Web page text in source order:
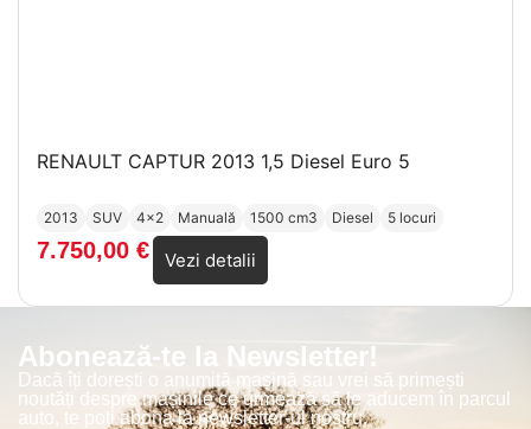
RENAULT CAPTUR 2013 1,5 Diesel Euro 5
2013 SUV 4x2 Manuală 1500 cm3 Diesel 5 locuri
7.750,00 € Vezi detalii
Abonează-te la Newsletter!
Dacă îți dorești o anumită mașină sau vrei să primești
noutăți despre mașinile ce urmează să le aducem în parcul
auto, te poți abona la newsletter-ul nostru.